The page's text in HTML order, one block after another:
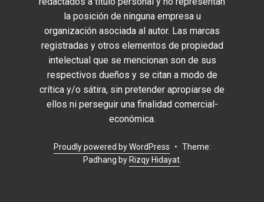
la posición de ninguna empresa u
organización asociada al autor. Las marcas
registradas y otros elementos de propiedad
intelectual que se mencionan son de sus
respectivos dueños y se citan a modo de
crítica y/o sátira, sin pretender apropiarse de
ellos ni perseguir una finalidad comercial-
económica.
Proudly powered by WordPress • Theme:
Padhang by Rizqy Hidayat.